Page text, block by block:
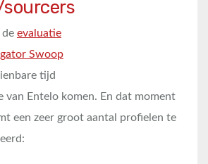
evaluatie
Swoop
tijd
van Entelo komen. En dat moment
een zeer groot aantal profielen te